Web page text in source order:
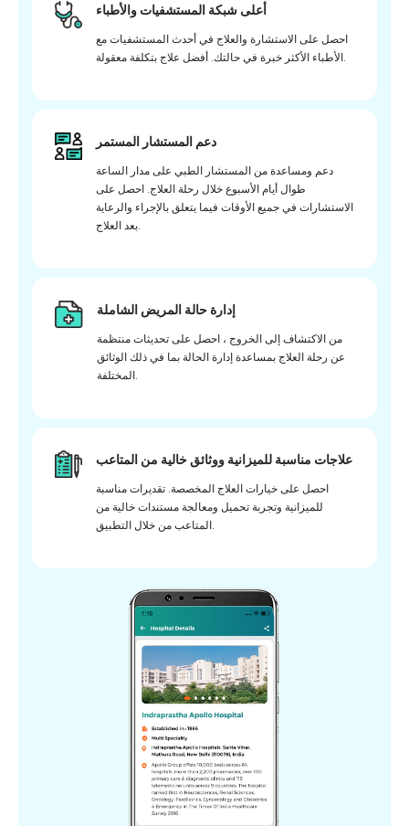
أعلى شبكة المستشفيات والأطباء
احصل على الاستشارة والعلاج في أحدث المستشفيات مع
الأطباء الأكثر خبرة في حالتك. أفضل علاج بتكلفة معقولة.
دعم المستشار المستمر
دعم ومساعدة من المستشار الطبي على مدار الساعة
طوال أيام الأسبوع خلال رحلة العلاج. احصل على
الاستشارات في جميع الأوقات فيما يتعلق بالإجراء والرعاية
بعد العلاج.
إدارة حالة المريض الشاملة
من الاكتشاف إلى الخروج ، احصل على تحديثات منتظمة
عن رحلة العلاج بمساعدة إدارة الحالة بما في ذلك الوثائق
المختلفة.
علاجات مناسبة للميزانية ووثائق خالية من المتاعب
احصل على خيارات العلاج المخصصة. تقديرات مناسبة
للميزانية وتجربة تحميل ومعالجة مستندات خالية من
المتاعب من خلال التطبيق.